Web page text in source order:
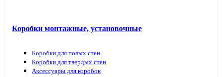
Коробки монтажные, установочные
Коробки для полых стен
Коробки для твердых стен
Аксессуары для коробок